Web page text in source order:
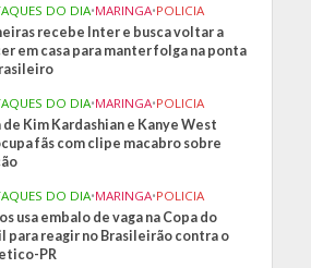
DO DIA•MARINGA•POLICIA
recebe Inter e busca voltar a
em casa para manter folga na ponta
DO DIA•MARINGA•POLICIA
de Kim Kardashian e Kanye West
fãs com clipe macabro sobre
DO DIA•MARINGA•POLICIA
usa embalo de vaga na Copa do
para reagir no Brasileirão contra o
PR